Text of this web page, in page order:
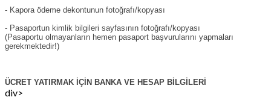
- Kapora ödeme dekontunun fotoğrafı/kopyası
- Pasaportun kimlik bilgileri sayfasının fotoğrafı/kopyası
(Pasaportu olmayanların hemen pasaport başvurularını yapmaları
gerekmektedir!)
ÜCRET YATIRMAK İÇİN BANKA VE HESAP BİLGİLERİ
div>